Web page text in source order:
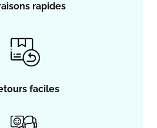
rapides
faciles